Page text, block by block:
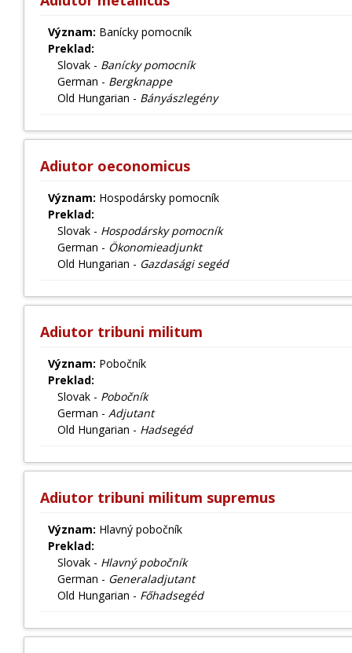
Význam: Banícky pomocník
Preklad:
Slovak - Banícky pomocník
German - Bergknappe
Old Hungarian - Bányászlegény
Adiutor oeconomicus
Význam: Hospodársky pomocník
Preklad:
Slovak - Hospodársky pomocník
German - Ökonomieadjunkt
Old Hungarian - Gazdasági segéd
Adiutor tribuni militum
Význam: Pobočník
Preklad:
Slovak - Pobočník
German - Adjutant
Old Hungarian - Hadsegéd
Adiutor tribuni militum supremus
Význam: Hlavný pobočník
Preklad:
Slovak - Hlavný pobočník
German - Generaladjutant
Old Hungarian - Főhadsegéd